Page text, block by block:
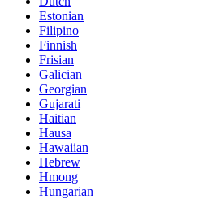
Estonian
Filipino
Finnish
Frisian
Galician
Georgian
Gujarati
Haitian
Hausa
Hawaiian
Hebrew
Hmong
Hungarian